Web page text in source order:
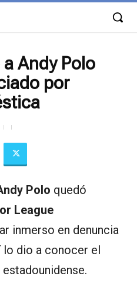
Andy Polo
por
Polo quedó
League
inmerso en denuncia
lo dio a conocer el